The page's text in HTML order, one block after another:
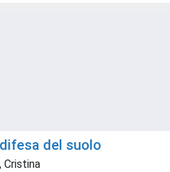
del suolo
Cristina